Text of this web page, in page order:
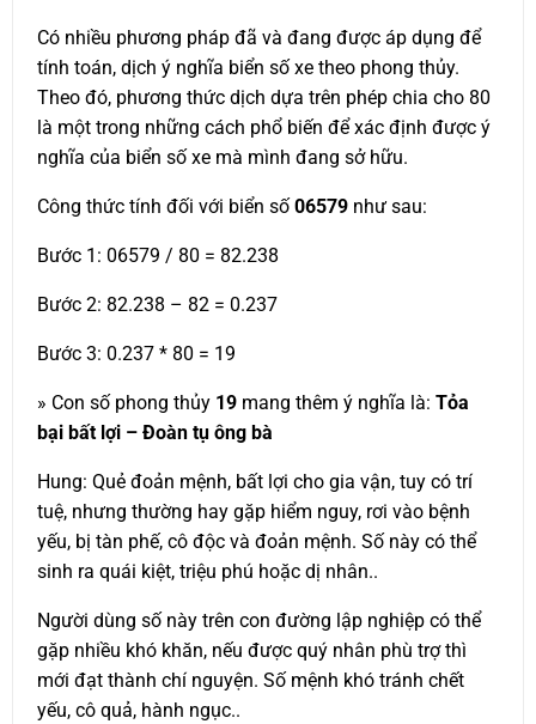
Có nhiều phương pháp đã và đang được áp dụng để
tính toán, dịch ý nghĩa biển số xe theo phong thủy.
Theo đó, phương thức dịch dựa trên phép chia cho 80
là một trong những cách phổ biến để xác định được ý
nghĩa của biển số xe mà mình đang sở hữu.
Công thức tính đối với biển số06579 như sau:
Bước 1: 06579 / 80 = 82.238
Bước 2: 82.238 – 82 = 0.237
Bước 3: 0.237 * 80 = 19
» Con số phong thủy 19 mang thêm ý nghĩa là: Tỏa
bại bất lợi – Đoàn tụ ông bà
Hung: Quẻ đoản mệnh, bất lợi cho gia vận, tuy có trí
tuệ, nhưng thường hay gặp hiểm nguy, rơi vào bệnh
yếu, bị tàn phế, cô độc và đoản mệnh. Số này có thể
sinh ra quái kiệt, triệu phú hoặc dị nhân..
Người dùng số này trên con đường lập nghiệp có thể
gặp nhiều khó khăn, nếu được quý nhân phù trợ thì
mới đạt thành chí nguyện. Số mệnh khó tránh chết
yếu, cô quả, hành ngục..